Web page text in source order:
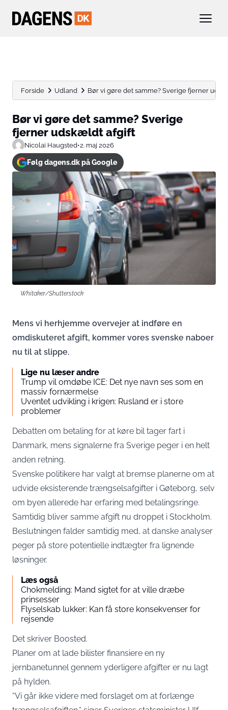
Forside Udland Bør vi gøre det samme? Sverige fjerner
Bør vi gøre det samme? Sverige
fjerner udskældt afgift
Nicolai Haugsted•2. maj 2026
Følg dagens.dk på Google
Whitaker/Shutterstock
Mens vi herhjemme overvejer at indføre en
omdiskuteret afgift, kommer vores svenske naboer
nu til at slippe.
Lige nu læser andre
Trump vil omdøbe ICE: Det nye navn ses som en
massiv fornærmelse
Uventet udvikling i krigen: Rusland er i store
problemer
Debatten om betaling for at køre bil tager fart i
Danmark, mens signalerne fra Sverige peger i en helt
anden retning.
Svenske politikere har valgt at bremse planerne om at
udvide eksisterende trængselsafgifter i Gøteborg, selv
om byen allerede har erfaring med betalingsringe.
Samtidig bliver samme afgift nu droppet i Stockholm.
Beslutningen falder samtidig med, at danske analyser
peger på store potentielle indtægter fra lignende
løsninger.
Læs også
Chokmelding: Mand sigtet for at ville dræbe
prinsesser
Flyselskab lukker: Kan få store konsekvenser for
rejsende
Det skriver Boosted.
Planer om at lade bilister finansiere en ny
jernbanetunnel gennem yderligere afgifter er nu lagt
på hylden.
“Vi går ikke videre med forslaget om at forlænge